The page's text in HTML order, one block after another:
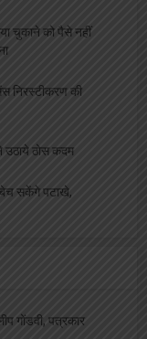
चुकाने को पैसे नहीं
निरस्टीकरण की
उठाये ठोस कदम
बेच सकेंगे पटाखे,
गोंडवी, पत्रकार